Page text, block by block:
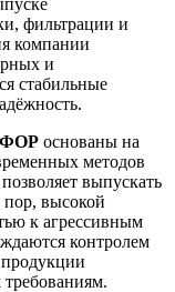
фильтрации и
компании
и
стабильные
основаны на
методов
выпускать
пор, высокой
к агрессивным
контролем
продукции